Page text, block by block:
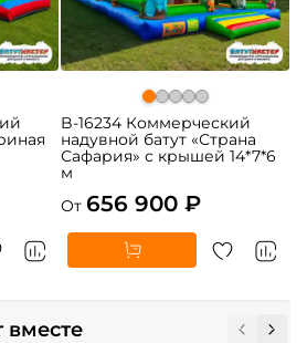
B-16234 Коммерческий
надувной батут «Страна
Сафария» с крышей 14*7*6
м
От 656 900 ₽
вместе